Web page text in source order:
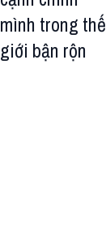
mình trong thế
giới bận rộn